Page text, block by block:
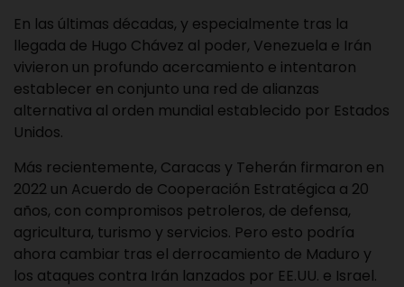
En las últimas décadas, y especialmente tras la
llegada de Hugo Chávez al poder, Venezuela e Irán
vivieron un profundo acercamiento e intentaron
establecer en conjunto una red de alianzas
alternativa al orden mundial establecido por Estados
Unidos.
Más recientemente, Caracas y Teherán firmaron en
2022 un Acuerdo de Cooperación Estratégica a 20
años, con compromisos petroleros, de defensa,
agricultura, turismo y servicios. Pero esto podría
ahora cambiar tras el derrocamiento de Maduro y
los ataques contra Irán lanzados por EE.UU. e Israel.